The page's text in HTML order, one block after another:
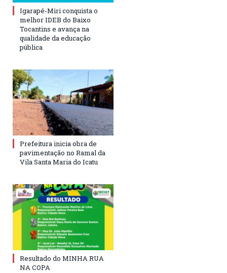
Igarapé-Miri conquista o
melhor IDEB do Baixo
Tocantins e avança na
qualidade da educação
pública
Prefeitura inicia obra de
pavimentação no Ramal da
Vila Santa Maria do Icatu
Resultado do MINHA RUA
NA COPA